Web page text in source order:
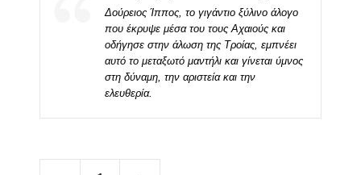
Δούρειος Ίππος, το γιγάντιο ξύλινο άλογο
που έκρυψε μέσα του τους Αχαιούς και
οδήγησε στην άλωση της Τροίας, εμπνέει
αυτό το μεταξωτό μαντήλι και γίνεται ύμνος
στη δύναμη, την αριστεία και την
ελευθερία.